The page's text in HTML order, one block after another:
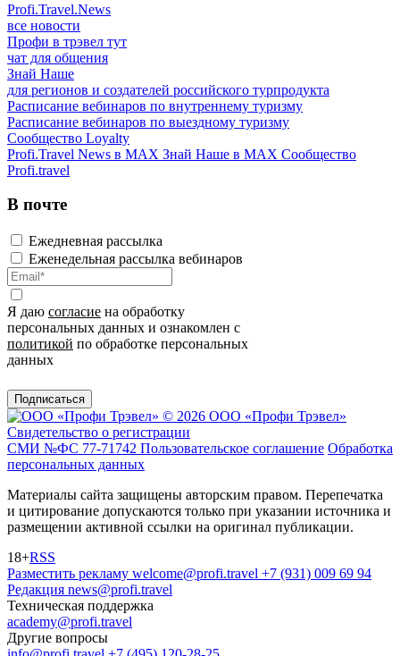
Profi.Travel.News
все новости
Профи в трэвел тут
чат для общения
Знай Наше
для регионов и создателей российского турпродукта
Расписание вебинаров по внутреннему туризму
Расписание вебинаров по выездному туризму
Сообщество Loyalty
Profi.Travel News в MAX Знай Наше в MAX Сообщество
Profi.travel
В почте
Ежедневная рассылка
Еженедельная рассылка вебинаров
Я даю согласие на обработку
персональных данных и ознакомлен с
политикой по обработке персональных
данных
Подписаться
© 2026 ООО «Профи Трэвeл»
Свидетельство о регистрации
СМИ №ФС 77-71742 Пользовательское соглашение Обработка
персональных данных
Материалы сайта защищены авторским правом. Перепечатка
и цитирование допускаются только при указании источника и
размещении активной ссылки на оригинал публикации.
18+RSS
Разместить рекламу welcome@profi.travel +7 (931) 009 69 94
Редакция news@profi.travel
Техническая поддержка
academy@profi.travel
Другие вопросы